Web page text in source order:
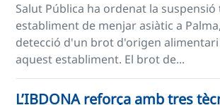
Salut Pública ha ordenat la
establiment de menjar asiàtic a
detecció d'un brot d'origen
aquest establiment. El brot de...
L’IBDONA reforça amb tres